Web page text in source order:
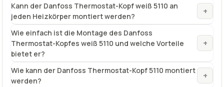
Kann der Danfoss Thermostat-Kopf weiß 5110 an
jeden Heizkörper montiert werden?
+
Wie einfach ist die Montage des Danfoss
Thermostat-Kopfes weiß 5110 und welche Vorteile
bietet er?
+
Wie kann der Danfoss Thermostat-Kopf 5110 montiert
werden?
+